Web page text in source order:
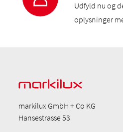
Udfyld nu og
oplysninger
markilux GmbH + Co KG
Hansestrasse 53